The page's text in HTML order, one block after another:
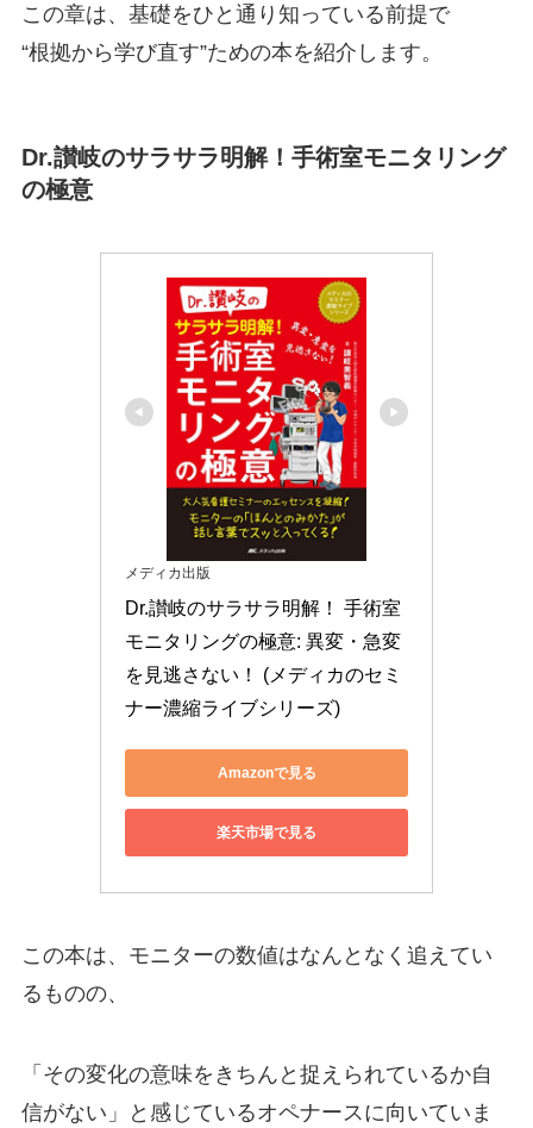
この章は、基礎をひと通り知っている前提で
“根拠から学び直す”ための本を紹介します。
Dr.讃岐のサラサラ明解！手術室モニタリング
の極意
メディカ出版
Dr.讃岐のサラサラ明解！ 手術室
モニタリングの極意: 異変・急変
を見逃さない！ (メディカのセミ
ナー濃縮ライブシリーズ)
Amazonで見る
楽天市場で見る
この本は、モニターの数値はなんとなく追えてい
るものの、
「その変化の意味をきちんと捉えられているか自
信がない」と感じているオペナースに向いていま